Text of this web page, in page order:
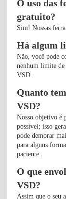
O uso das
gratuito?
Sim! Nossas
Há algum
Não, você pode
nenhum limite de
VSD.
Quanto
VSD?
Nosso objetivo é
possível; isso
pode demorar
para alguns
paciente.
O que
VSD?
Assim que o seu